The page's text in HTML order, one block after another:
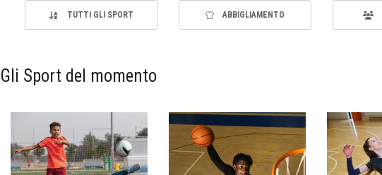
TUTTI GLI SPORT ABBIGLIAMENTO
Gli Sport del momento